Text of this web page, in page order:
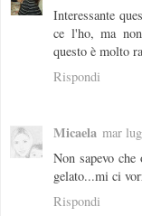
Interessante
ce l'ho, ma
questo è molto
Rispondi
Micaela mar
Non sapevo
gelato...mi ci
Rispondi